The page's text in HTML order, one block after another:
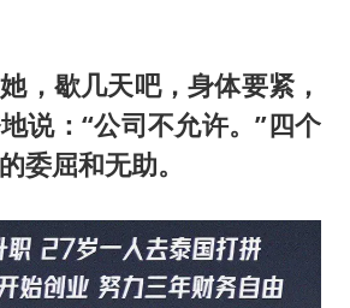
，歇几天吧，身体要紧，
说：“公司不允许。”四个
委屈和无助。